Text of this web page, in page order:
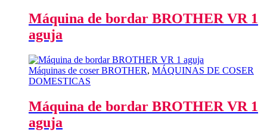
Máquina de bordar BROTHER VR 1
aguja
Máquinas de coser BROTHER, MÁQUINAS DE COSER
DOMESTICAS
Máquina de bordar BROTHER VR 1
aguja